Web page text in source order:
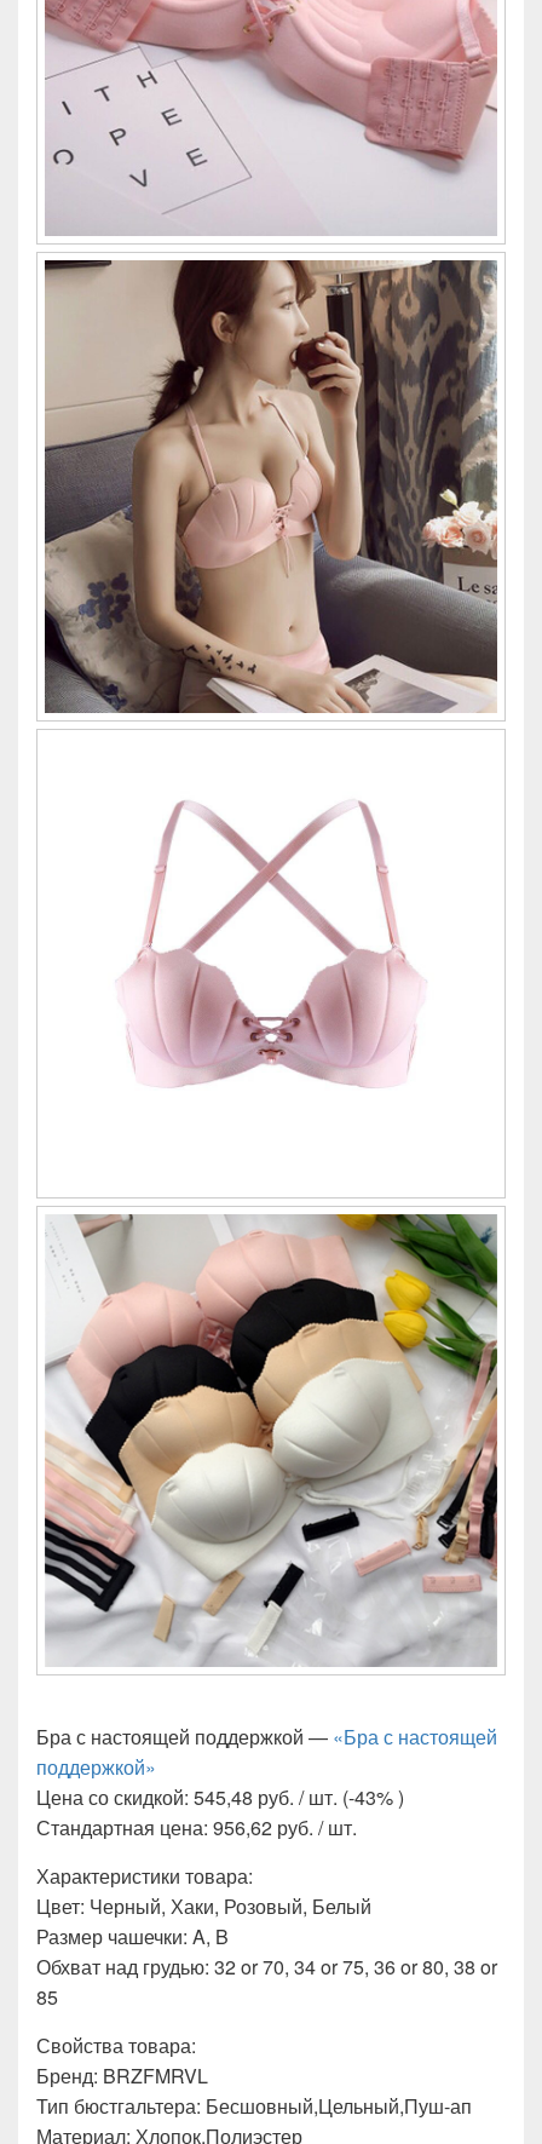
Бра с настоящей поддержкой — «Бра с настоящей
поддержкой»
Цена со скидкой: 545,48 руб. / шт. (-43% )
Стандартная цена: 956,62 руб. / шт.
Характеристики товара:
Цвет: Черный, Хаки, Розовый, Белый
Размер чашечки: A, B
Обхват над грудью: 32 or 70, 34 or 75, 36 or 80, 38 or
85
Свойства товара:
Бренд: BRZFMRVL
Тип бюстгальтера: Бесшовный,Цельный,Пуш-ап
Материал: Хлопок,Полиэстер